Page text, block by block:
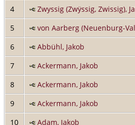
4
Zwyssig (Zwÿssig, Zwissig),
5
von Aarberg (Neuenburg-
6
Abbühl, Jakob
7
Ackermann, Jakob
8
Ackermann, Jakob
9
Ackermann, Jakob
10
Adam, Jakob